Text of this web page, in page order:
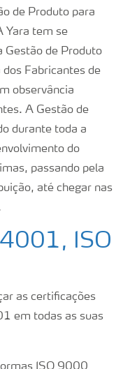
de Produto para
Yara tem se
Gestão de Produto
Fabricantes de
observância
A Gestão de
durante toda a
do
passando pela
até chegar nas
ISO
as certificações
em todas as suas